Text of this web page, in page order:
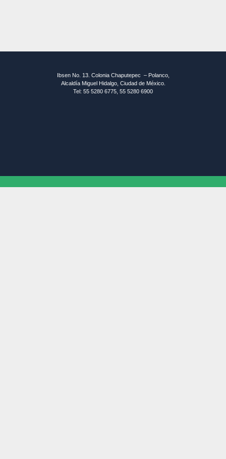
Ibsen No. 13. Colonia Chaputepec – Polanco,
Alcaldía Miguel Hidalgo, Ciudad de México.
Tel: 55 5280 6775, 55 5280 6900